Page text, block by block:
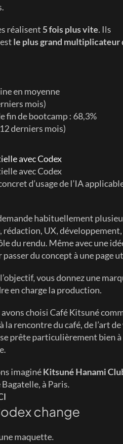
réalisent 5 fois plus vite. Ils
le plus grand multiplicateur
en moyenne
mois)
fin de bootcamp : 68,3%
derniers mois)
avec Codex
avec Codex
d’usage de l’IA
habituellement
UX, développement,
du rendu. Même avec une
du concept à une page
vous donnez une
en charge la production.
choisi Café Kitsuné
la rencontre du café, de l’art
prête particulièrement bien à
imaginé Kitsuné Hanami
à Paris.
change
maquette.